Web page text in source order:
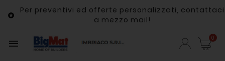

Per preventivi ed offerte personalizzati, contattaci
a mezzo mail!
 0